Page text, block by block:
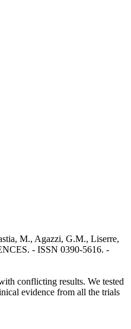
M., Agazzi, G.M., Liserre,
- ISSN 0390-5616. -
conflicting results. We tested
evidence from all the trials